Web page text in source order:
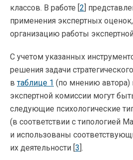
классов. В работе [2]
применения экспертных
организацию работы
С учетом указанных
решения задачи
втаблице 1 (по мнению автора)
экспертной комиссии могут
следующие психологические
(в соответствии с типологией
и использованы
их деятельности [3].